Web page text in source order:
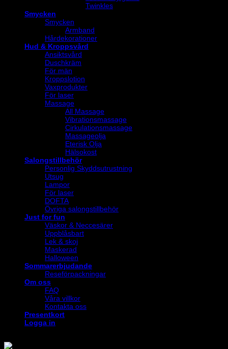
Twinkles
Smycken
Smycken
Armband
Hårdekorationer
Hud & Kroppsvård
Ansiktsvård
Duschkräm
För män
Kroppslotion
Vaxprodukter
För laser
Massage
All Massage
Vibrationsmassage
Cirkulationsmassage
Massageolja
Eterisk Olja
Hälsokost
Salongstillbehör
Personlig Skyddsutrustning
Utsug
Lampor
För laser
DOFTA
Övriga salongstillbehör
Just for fun
Väskor & Neccesärer
Uppblåsbart
Lek & skoj
Maskerad
Halloween
Sommarerbjudande
Reseförpackningar
Om oss
FAQ
Våra villkor
Kontakta oss
Presentkort
Logga in